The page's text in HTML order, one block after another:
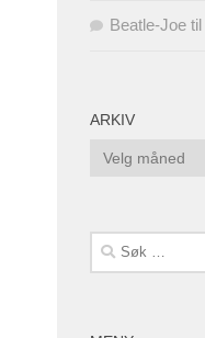
Beatle-Joe til
ARKIV
Arkiv
Søk
etter: